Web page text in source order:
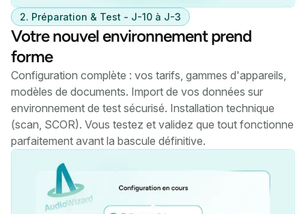
2. Préparation & Test - J-10 à J-3
Votre nouvel environnement prend
forme
Configuration complète : vos tarifs, gammes d'appareils,
modèles de documents. Import de vos données sur
environnement de test sécurisé. Installation technique
(scan, SCOR). Vous testez et validez que tout fonctionne
parfaitement avant la bascule définitive.